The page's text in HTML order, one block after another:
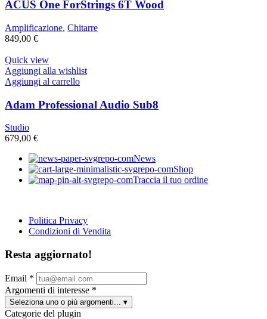
ACUS One ForStrings 6T Wood
Amplificazione, Chitarre
849,00 €
Quick view
Aggiungi alla wishlist
Aggiungi al carrello
Adam Professional Audio Sub8
Studio
679,00 €
News
Shop
Traccia il tuo ordine
Politica Privacy
Condizioni di Vendita
Resta aggiornato!
Email *
Argomenti di interesse *
Seleziona uno o più argomenti... ▾
Categorie del plugin